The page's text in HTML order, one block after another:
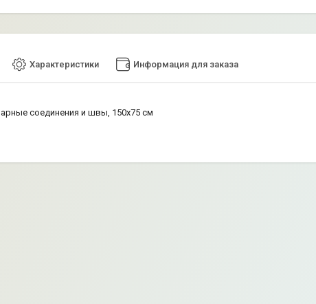
Характеристики Информация для заказа
соединения и швы, 150х75 см